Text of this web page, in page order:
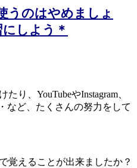
うのはやめましょ
しよう＊
り、YouTubeやInstagram、
など、たくさんの努力をして
覚えることが出来ましたか？